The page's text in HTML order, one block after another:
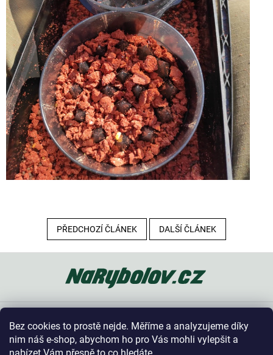
Bez cookies to prostě nejde. Měříme a analyzujeme díky
nim náš e-shop, abychom ho pro Vás mohli vylepšit a
PŘEDCHOZÍ ČLÁNEK DALŠÍ ČLÁNEK
a
t
Vše o nákupu